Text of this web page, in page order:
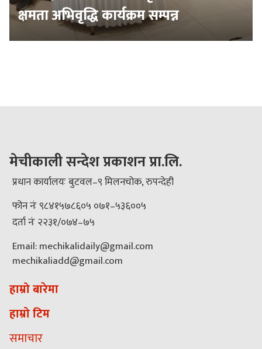
क्षमता अभिवृद्धि कार्यक्रम सम्पन्न
मेचीकाली सन्देश प्रकाशन प्रा.लि.
प्रधान कार्यालयः बुटवल–९ मिलनचोक, रुपन्देही
फोन नंः ९८४१५७८६०५ ०७१–५३६००५
दर्ता नंः २२३१/०७४–७५
Email: mechikalidaily@gmail.com
mechikaliadd@gmail.com
हाम्रो बारेमा
हाम्रो टिम
समाचार